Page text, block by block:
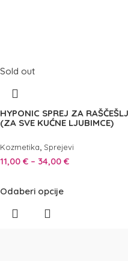
Sold out
HYPONIC SPREJ ZA
(ZA SVE KUĆNE LJUBIMCE)
Kozmetika, Sprejevi
11,00 € – 34,00 €
Odaberi opcije